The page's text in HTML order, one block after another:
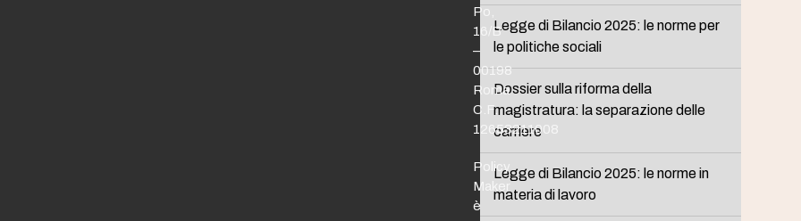
Legge di Bilancio 2025: le norme per
le politiche sociali
Dossier sulla riforma della
magistratura: la separazione delle
carriere
Legge di Bilancio 2025: le norme in
materia di lavoro
Po,
16/B
–
00198
Roma
C.F.
12653211008
Policy
Maker
è